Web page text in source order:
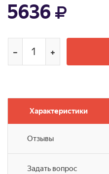
5636
Характеристики
Отзывы
Задать вопрос